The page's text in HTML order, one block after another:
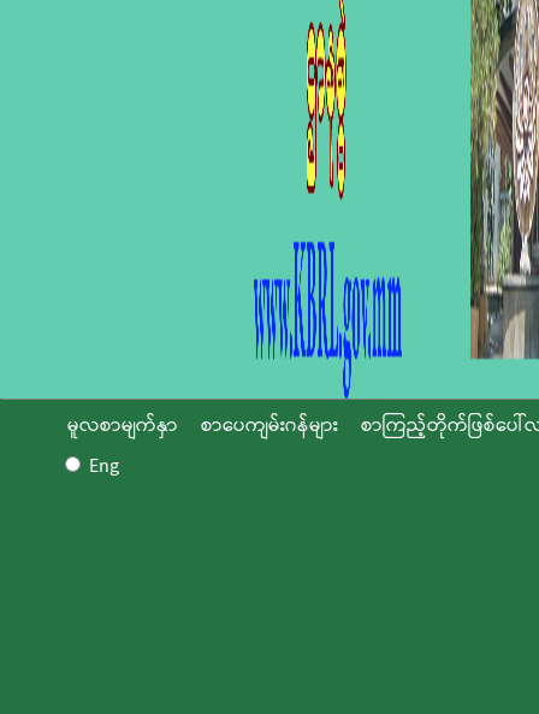
မူလစာမျက်နှာ စာပေကျမ်းဂန်များ
စာကြည့်တိုက်ဖြစ်ပေါ်
Eng